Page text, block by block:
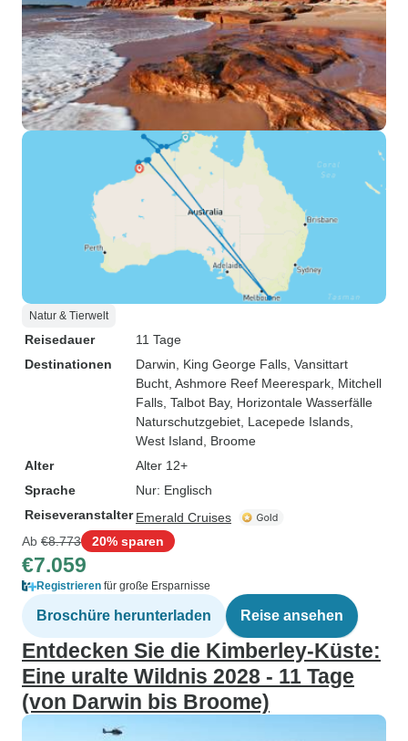
Natur & Tierwelt
Reisedauer
11 Tage
Destinationen
Darwin , King George Falls , Vansittart
Bucht , Ashmore Reef Meerespark , Mitchell
Falls , Talbot Bay, Horizontale Wasserfälle
Naturschutzgebiet , Lacepede Islands
West Island , Broome
Alter
Alter 12+
Sprache
Nur: Englisch
Reiseveranstalter Emerald Cruises
Ab €8.773 20% sparen
€7.059
Registrieren für große Ersparnisse
Broschüre herunterladen Reise ansehen
Entdecken Sie die Kimberley-Küste:
Eine uralte Wildnis 2028 - 11 Tage
(von Darwin bis Broome)